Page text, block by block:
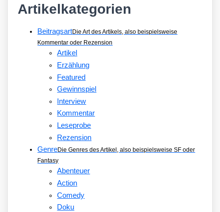
Artikelkategorien
BeitragsartDie Art des Artikels, also beispielsweise
Kommentar oder Rezension
Artikel
Erzählung
Featured
Gewinnspiel
Interview
Kommentar
Leseprobe
Rezension
GenreDie Genres des Artikel, also beispielsweise SF oder
Fantasy
Abenteuer
Action
Comedy
Doku